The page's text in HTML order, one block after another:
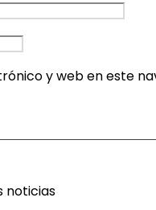
y web en este